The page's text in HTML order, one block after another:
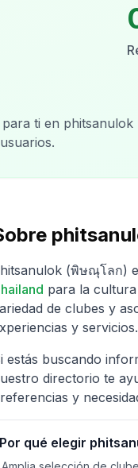
ti en
(พิษณุโลก)
para la
de clubes y
y servicios.
estás buscando
directorio te
y
qué elegir